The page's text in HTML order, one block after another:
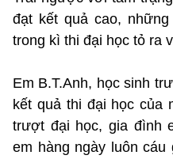
đạt kết quả cao,
trong kì thi đại học tỏ ra
Em B.T.Anh, học sinh
kết quả thi đại học của
trượt đại học, gia đình
em hàng ngày luôn